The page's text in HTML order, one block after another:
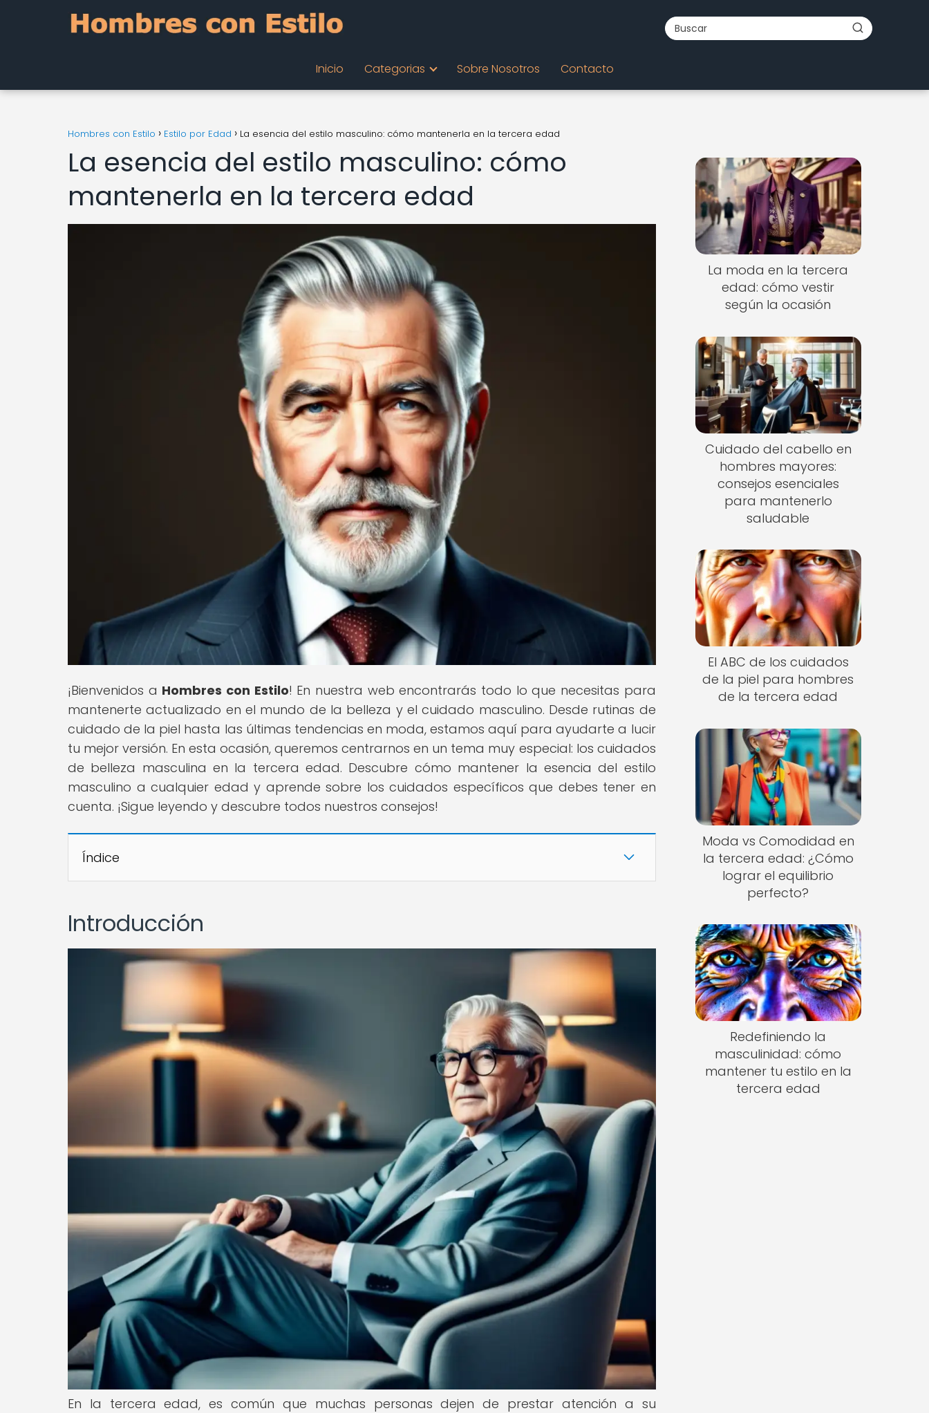
Inicio Categorias Sobre Nosotros Contacto
Hombres con Estilo Estilo por Edad La esencia del estilo masculino: cómo mantenerla en la tercera edad
La esencia del estilo masculino: cómo
mantenerla en la tercera edad
¡Bienvenidos a Hombres con Estilo! En nuestra web encontrarás todo lo que necesitas para
mantenerte actualizado en el mundo de la belleza y el cuidado masculino. Desde rutinas de
cuidado de la piel hasta las últimas tendencias en moda, estamos aquí para ayudarte a lucir
tu mejor versión. En esta ocasión, queremos centrarnos en un tema muy especial: los cuidados
de belleza masculina en la tercera edad. Descubre cómo mantener la esencia del estilo
masculino a cualquier edad y aprende sobre los cuidados específicos que debes tener en
cuenta. ¡Sigue leyendo y descubre todos nuestros consejos!
Índice
Introducción
En la tercera edad, es común que muchas personas dejen de prestar atención a su
La moda en la tercera
edad: cómo vestir
según la ocasión
Cuidado del cabello en
hombres mayores:
consejos esenciales
para mantenerlo
saludable
El ABC de los cuidados
de la piel para hombres
de la tercera edad
Moda vs Comodidad en
la tercera edad: ¿Cómo
lograr el equilibrio
perfecto?
Redefiniendo la
masculinidad: cómo
mantener tu estilo en la
tercera edad